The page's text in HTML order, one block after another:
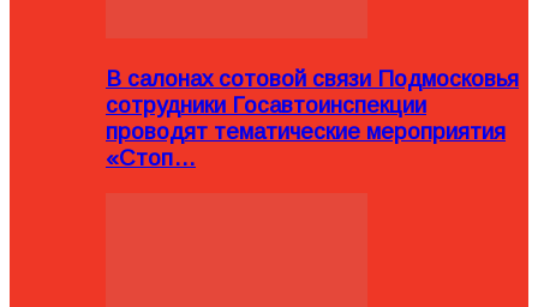
В салонах сотовой связи Подмосковья
сотрудники Госавтоинспекции
проводят тематические мероприятия
«Стоп…